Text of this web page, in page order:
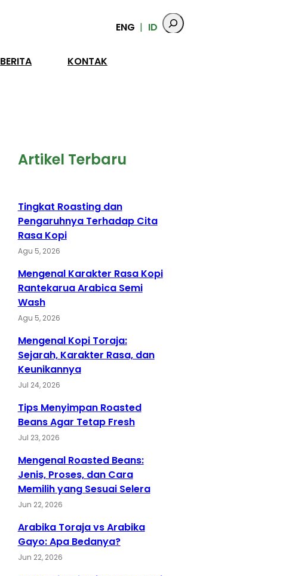
ENG ID
BERITA KONTAK
Artikel Terbaru
Tingkat Roasting dan
Pengaruhnya Terhadap Cita
Rasa Kopi
Agu 5, 2026
Mengenal Karakter Rasa Kopi
Rantekarua Arabica Semi
Wash
Agu 5, 2026
Mengenal Kopi Toraja:
Sejarah, Karakter Rasa, dan
Keunikannya
Jul 24, 2026
Tips Menyimpan Roasted
Beans Agar Tetap Fresh
Jul 23, 2026
Mengenal Roasted Beans:
Jenis, Proses, dan Cara
Memilih yang Sesuai Selera
Jun 22, 2026
Arabika Toraja vs Arabika
Gayo: Apa Bedanya?
Jun 22, 2026